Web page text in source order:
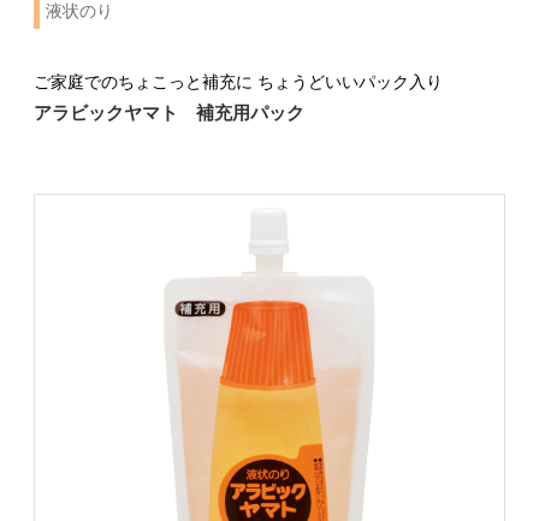
液状のり
ご家庭でのちょこっと補充に ちょうどいいパック入り
アラビックヤマト 補充用パック